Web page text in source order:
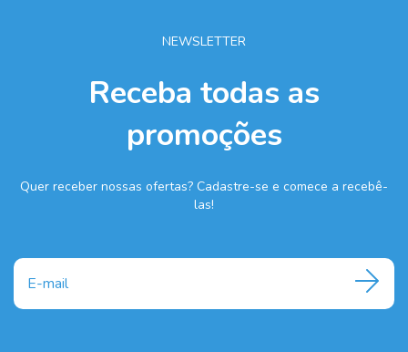
NEWSLETTER
Receba todas as
promoções
Quer receber nossas ofertas? Cadastre-se e comece a recebê-
las!